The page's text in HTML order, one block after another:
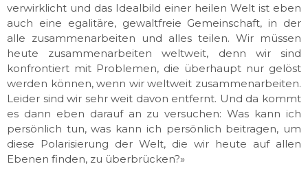
verwirklicht und das Idealbild einer heilen Welt ist eben
auch eine egalitäre, gewaltfreie Gemeinschaft, in der
alle zusammenarbeiten und alles teilen. Wir müssen
heute zusammenarbeiten weltweit, denn wir sind
konfrontiert mit Problemen, die überhaupt nur gelöst
werden können, wenn wir weltweit zusammenarbeiten.
Leider sind wir sehr weit davon entfernt. Und da kommt
es dann eben darauf an zu versuchen: Was kann ich
persönlich tun, was kann ich persönlich beitragen, um
diese Polarisierung der Welt, die wir heute auf allen
Ebenen finden, zu überbrücken?»